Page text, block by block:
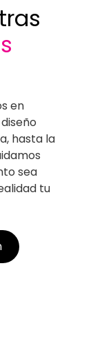
en
hasta la
sea
tu